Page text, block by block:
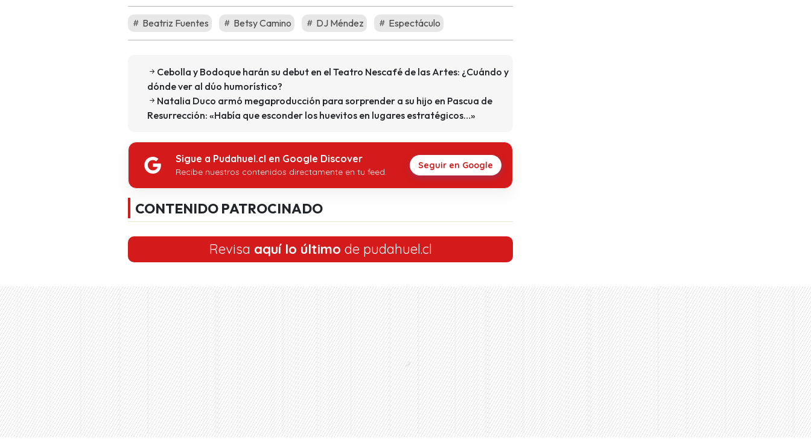
Beatriz Fuentes Betsy Camino DJ Méndez Espectáculo
Cebolla y Bodoque harán su debut en el Teatro Nescafé de las Artes: ¿Cuándo y
dónde ver al dúo humorístico?
Natalia Duco armó megaproducción para sorprender a su hijo en Pascua de
Resurrección: «Había que esconder los huevitos en lugares estratégicos…»
Sigue a Pudahuel.cl en Google Discover
Recibe nuestros contenidos directamente en tu feed.
Seguir en Google
CONTENIDO PATROCINADO
Revisa aquí lo último de pudahuel.cl